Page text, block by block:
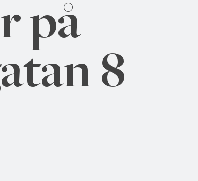
på
8